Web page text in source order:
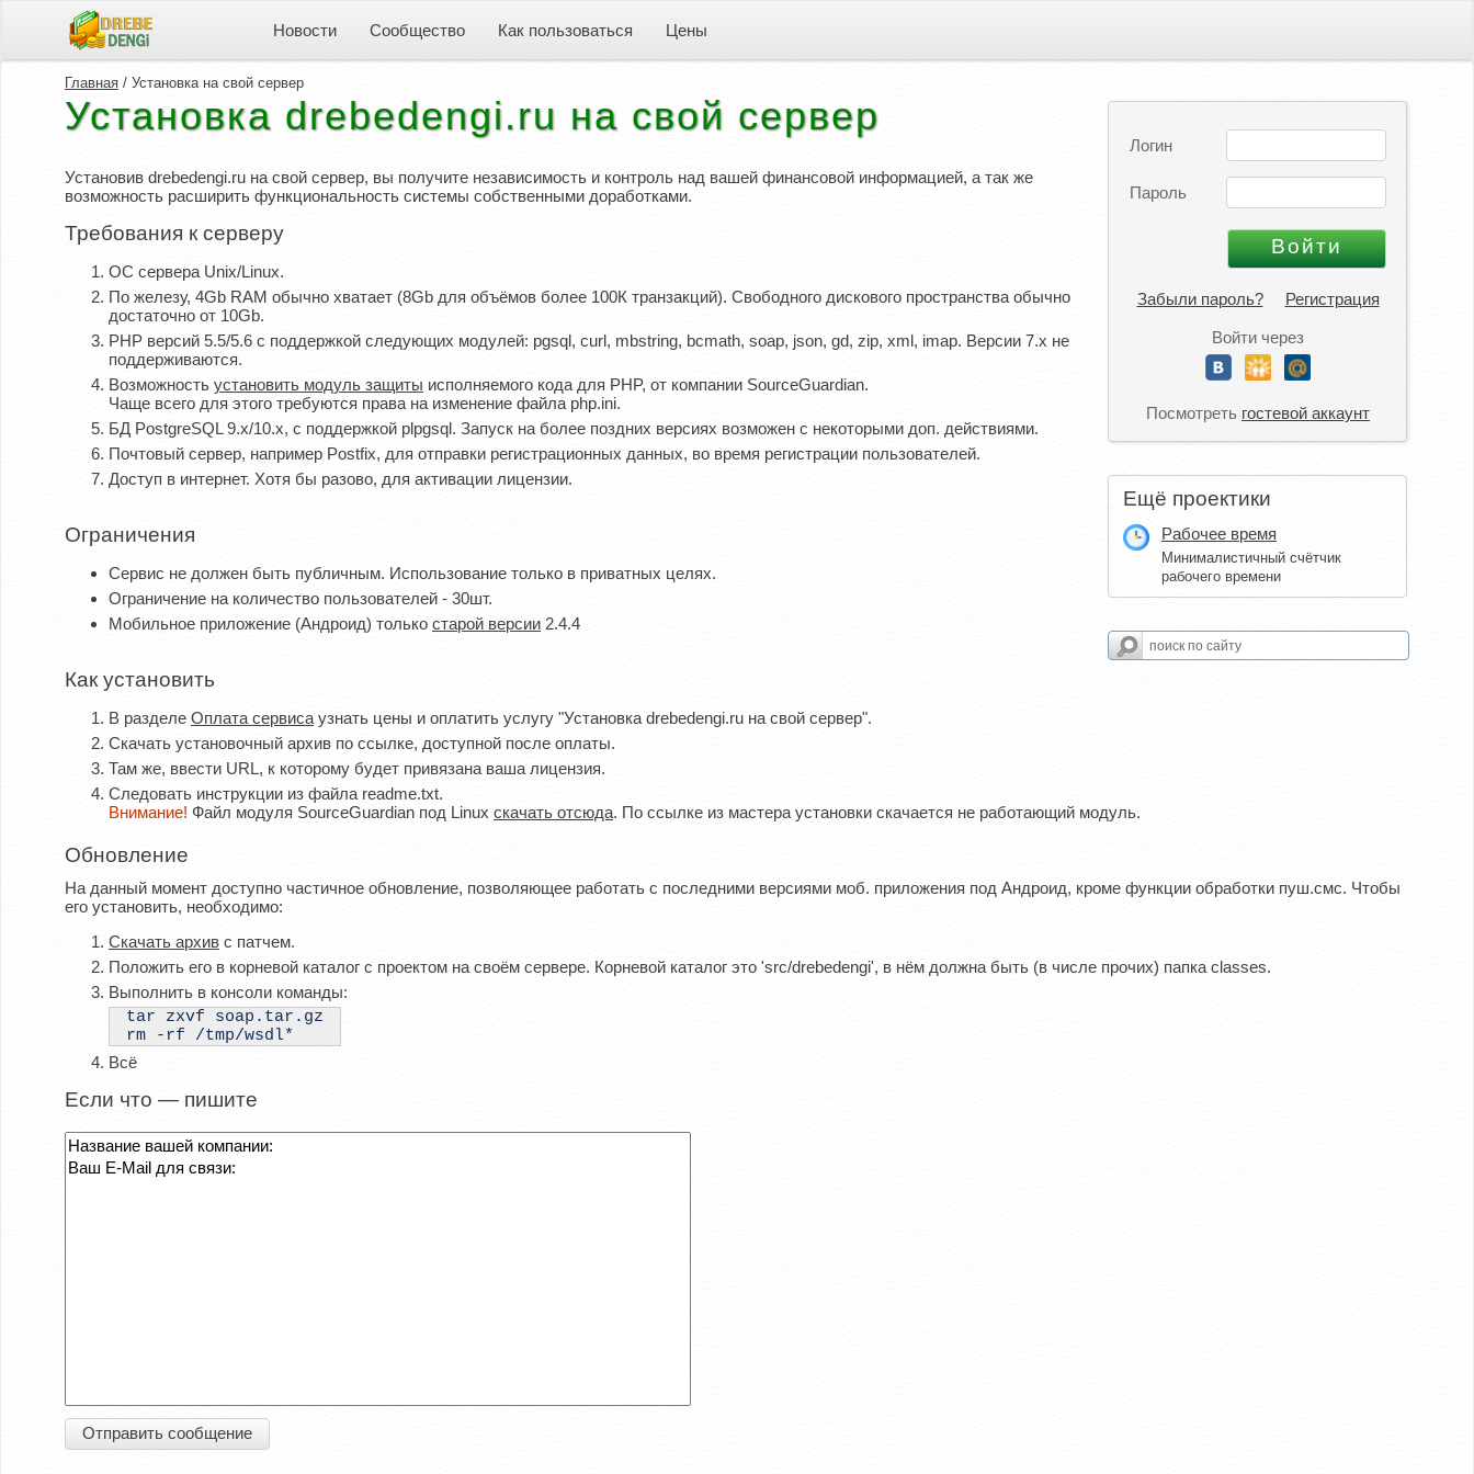
Новости Сообщество Как пользоваться Цены
Логин
Пароль
Забыли пароль? Регистрация
Войти через
Посмотреть гостевой аккаунт
Ещё проектики
Рабочее время
Минималистичный счётчик
рабочего времени
Главная / Установка на свой сервер
Установка drebedengi.ru на свой сервер
Установив drebedengi.ru на свой сервер, вы получите независимость и контроль над вашей финансовой информацией, а так же
возможность расширить функциональность системы собственными доработками.
Требования к серверу
ОС сервера Unix/Linux.
По железу, 4Gb RAM обычно хватает (8Gb для объёмов более 100К транзакций). Свободного дискового пространства обычно
достаточно от 10Gb.
PHP версий 5.5/5.6 с поддержкой следующих модулей: pgsql, curl, mbstring, bcmath, soap, json, gd, zip, xml, imap. Версии 7.х не
поддерживаются.
Возможность установить модуль защиты исполняемого кода для PHP, от компании SourceGuardian.
Чаще всего для этого требуются права на изменение файла php.ini.
БД PostgreSQL 9.x/10.x, с поддержкой plpgsql. Запуск на более поздних версиях возможен с некоторыми доп. действиями.
Почтовый сервер, например Postfix, для отправки регистрационных данных, во время регистрации пользователей.
Доступ в интернет. Хотя бы разово, для активации лицензии.
Ограничения
Сервис не должен быть публичным. Использование только в приватных целях.
Ограничение на количество пользователей - 30шт.
Мобильное приложение (Андроид) только старой версии 2.4.4
Как установить
В разделе Оплата сервиса узнать цены и оплатить услугу "Установка drebedengi.ru на свой сервер".
Скачать установочный архив по ссылке, доступной после оплаты.
Там же, ввести URL, к которому будет привязана ваша лицензия.
Следовать инструкции из файла readme.txt.
Внимание! Файл модуля SourceGuardian под Linux скачать отсюда. По ссылке из мастера установки скачается не работающий модуль.
Обновление
На данный момент доступно частичное обновление, позволяющее работать с последними версиями моб. приложения под Андроид, кроме функции обработки пуш.смс. Чтобы
его установить, необходимо:
Скачать архив с патчем.
Положить его в корневой каталог с проектом на своём сервере. Корневой каталог это 'src/drebedengi', в нём должна быть (в числе прочих) папка classes.
Выполнить в консоли команды:
tar zxvf soap.tar.gz
rm -rf /tmp/wsdl*
Всё
Если что — пишите